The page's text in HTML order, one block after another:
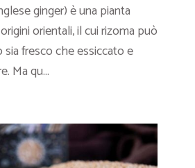
ginger) è una pianta
orientali, il cui rizoma può
fresco che essiccato e
Ma qu...